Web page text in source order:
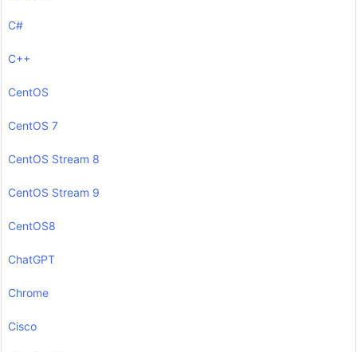
C#
C++
CentOS
CentOS 7
CentOS Stream 8
CentOS Stream 9
CentOS8
ChatGPT
Chrome
Cisco